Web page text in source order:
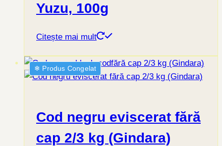
Yuzu, 100g
Citește mai mult
❄︎ Produs Congelat
Cod negru eviscerat fără
cap 2/3 kg (Gindara)